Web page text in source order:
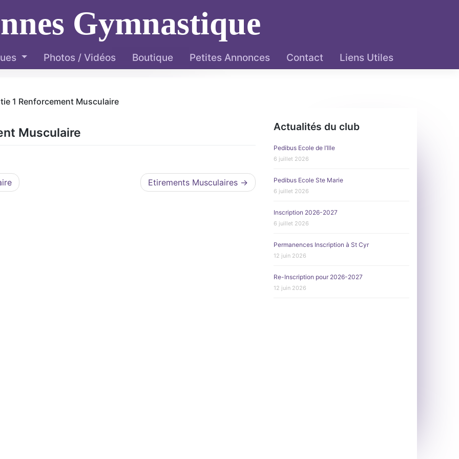
Gymnastique
Photos / Vidéos Boutique Petites Annonces Contact Liens Utiles
1 Renforcement Musculaire
Musculaire
Etirements Musculaires
Actualités du club
Pedibus Ecole de l’Ille
6 juillet 2026
Pedibus Ecole Ste Marie
6 juillet 2026
Inscription 2026-2027
6 juillet 2026
Permanences Inscription à St Cyr
12 juin 2026
Re-Inscription pour 2026-2027
12 juin 2026